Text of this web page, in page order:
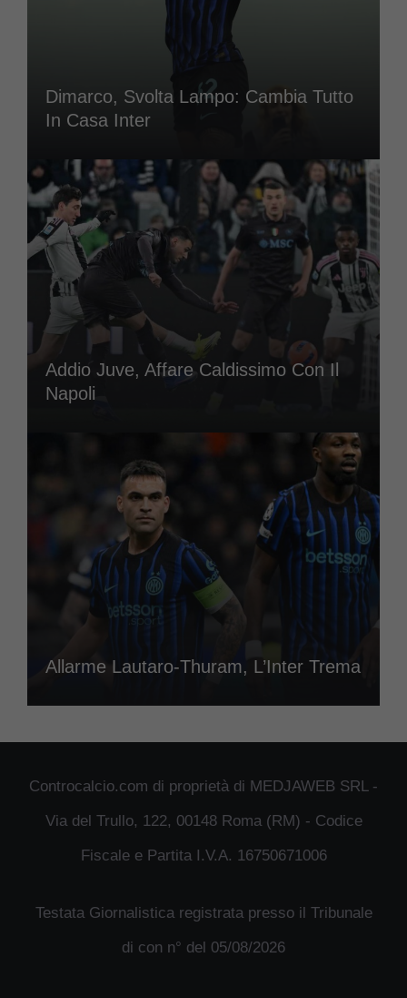
Dimarco, Svolta Lampo: Cambia Tutto
In Casa Inter
Addio Juve, Affare Caldissimo Con Il
Napoli
Allarme Lautaro-Thuram, L’Inter Trema
Controcalcio.com di proprietà di MEDJAWEB SRL -
Via del Trullo, 122, 00148 Roma (RM) - Codice
Fiscale e Partita I.V.A. 16750671006
Testata Giornalistica registrata presso il Tribunale
di con n° del 05/08/2026